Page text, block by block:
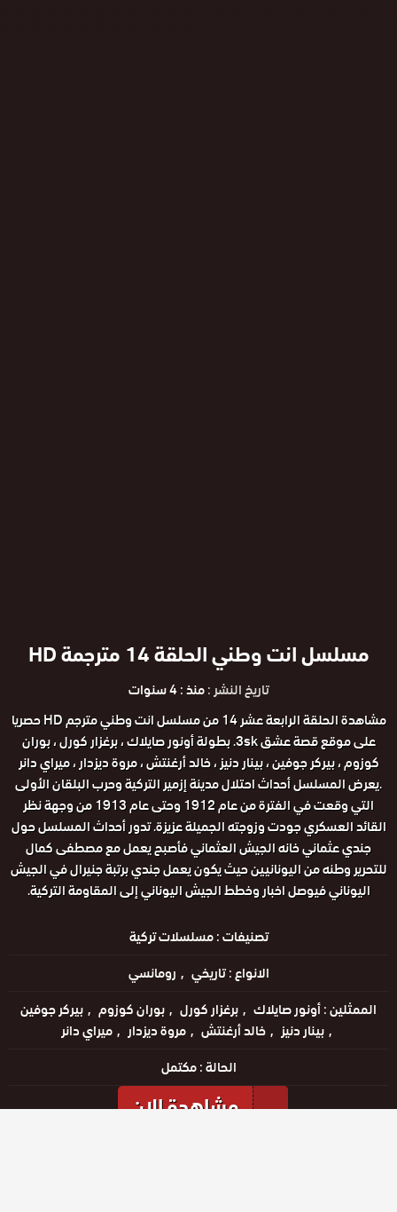
مسلسل انت وطني الحلقة 14 مترجمة HD
تاريخ النشر :منذ : 4 سنوات
مشاهدة الحلقة الرابعة عشر 14 من مسلسل انت وطني مترجم HD حصريا
على موقع قصة عشق 3sk. بطولة أونور صايلاك ، برغزار كورل ، بوران
كوزوم ، بيركر جوفين ، بينار دنيز ، خالد أرغنتش ، مروة ديزدار ، ميراي دانر
.يعرض المسلسل أحداث احتلال مدينة إزمير التركية وحرب البلقان الأولى
التي وقعت في الفترة من عام 1912 وحتى عام 1913 من وجهة نظر
القائد العسكري جودت وزوجته الجميلة عزيزة. تدور أحداث المسلسل حول
جندي عثماني خانه الجيش العثماني فأصبح يعمل مع مصطفى كمال
للتحرير وطنه من اليونانيين حيث يكون يعمل جندي برتبة جنيرال في الجيش
اليوناني فيوصل اخبار وخطط الجيش اليوناني إلى المقاومة التركية.
تصنيفات :مسلسلات تركية
الانواع :تاريخي
رومانسي
الممثلين :أونور صايلاك برغزار كورل بوران كوزوم
بيركر جوفين
بينار دنيز
خالد أرغنتش مروة ديزدار
ميراي دانر
الحالة :مكتمل
مشاهدة الان